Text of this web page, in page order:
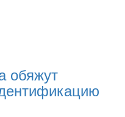
обяжут